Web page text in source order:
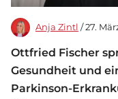
Anja Zintl / 27.
Ottfried Fischer
Gesundheit und
Parkinson-